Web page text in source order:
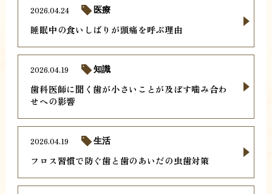
睡眠中の食いしばりが頭痛を呼ぶ理由
2026.04.24 医療
歯科医師に聞く歯が小さいことが及ぼす噛み合わ
せへの影響
2026.04.19 知識
フロス習慣で防ぐ歯と歯のあいだの虫歯対策
2026.04.19 生活